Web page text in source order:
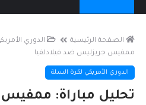
الصفحة الرئيسية الدوري
ممفيس جريزليس ضد فيلادلفيا
الدوري الأمريكي لكرة السلة
تحليل مباراة: